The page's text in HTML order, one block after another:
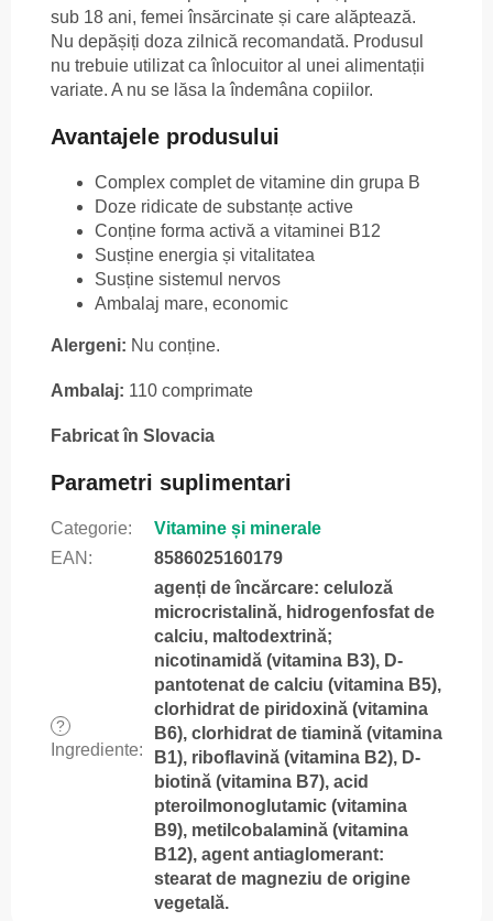
sub 18 ani, femei însărcinate și care alăptează.
Nu depășiți doza zilnică recomandată. Produsul
nu trebuie utilizat ca înlocuitor al unei alimentații
variate. A nu se lăsa la îndemâna copiilor.
Avantajele produsului
Complex complet de vitamine din grupa B
Doze ridicate de substanțe active
Conține forma activă a vitaminei B12
Susține energia și vitalitatea
Susține sistemul nervos
Ambalaj mare, economic
Alergeni: Nu conține.
Ambalaj: 110 comprimate
Fabricat în Slovacia
Parametri suplimentari
Categorie:
Vitamine și minerale
EAN : 8586025160179
?
Ingrediente:
agenți de încărcare: celuloză
microcristalină, hidrogenfosfat de
calciu, maltodextrină;
nicotinamidă (vitamina B3), D-
pantotenat de calciu (vitamina B5),
clorhidrat de piridoxină (vitamina
B6), clorhidrat de tiamină (vitamina
B1), riboflavină (vitamina B2), D-
biotină (vitamina B7), acid
pteroilmonoglutamic (vitamina
B9), metilcobalamină (vitamina
B12), agent antiaglomerant:
stearat de magneziu de origine
vegetală.